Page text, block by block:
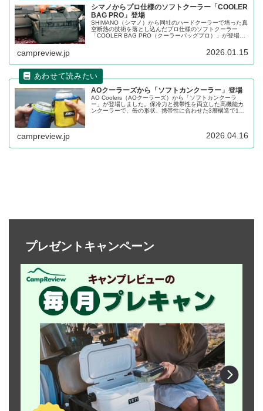
シマノからプロ仕様のソフトクーラー「COOLER
BAG PRO」登場
SHIMANO（シマノ）から同社のハードクーラーで培った真
空断熱の技術を落とし込んだプロ仕様のソフトクーラー
「COOLER BAG PRO（クーラーバッグプロ）」が登場し
の3面真空モデルに迫る保冷性能を有しています。詳細をレ
campreview.jp 2026.01.15
AOクーラーズから「ソフトカンクーラー」登場
AO Coolers（AOクーラーズ）から「ソフトカンクーラ
ー」が登場しました。保冷力と携帯性を両立した高機能カ
ンクーラーで、缶の形状、携帯性に合わせた3層構造で1時
campreview.jp 2026.04.16
プレゼントキャンペーン